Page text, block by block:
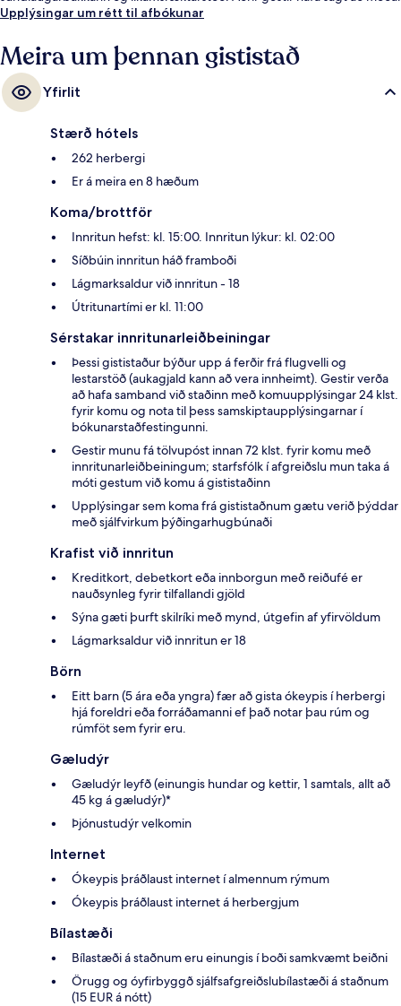
helstu kosta gististaðarins sé hjálpsamt starfsfólk. Það er ekki langt að
lestarstöðin er í 9 mínútna göngufjarlægð.
Upplýsingar um rétt til afbókunar
Meira um þennan gististað
Yfirlit
Stærð hótels
262 herbergi
Er á meira en 8 hæðum
Koma/brottför
Innritun hefst: kl. 15:00. Innritun lýkur: kl. 02:00
Síðbúin innritun háð framboði
Lágmarksaldur við innritun - 18
Útritunartími er kl. 11:00
Sérstakar innritunarleiðbeiningar
Þessi gististaður býður upp á ferðir frá flugvelli og
lestarstöð (aukagjald kann að vera innheimt). Gestir verða
að hafa samband við staðinn með komuupplýsingar 24 klst.
fyrir komu og nota til þess samskiptaupplýsingarnar í
bókunarstaðfestingunni.
Gestir munu fá tölvupóst innan 72 klst. fyrir komu með
innritunarleiðbeiningum; starfsfólk í afgreiðslu mun taka á
móti gestum við komu á gististaðinn
Upplýsingar sem koma frá gististaðnum gætu verið þýddar
með sjálfvirkum þýðingarhugbúnaði
Krafist við innritun
Kreditkort, debetkort eða innborgun með reiðufé er
nauðsynleg fyrir tilfallandi gjöld
Sýna gæti þurft skilríki með mynd, útgefin af yfirvöldum
Lágmarksaldur við innritun er 18
Börn
Eitt barn (5 ára eða yngra) fær að gista ókeypis í herbergi
hjá foreldri eða forráðamanni ef það notar þau rúm og
rúmföt sem fyrir eru.
Gæludýr
Gæludýr leyfð (einungis hundar og kettir, 1 samtals, allt að
45 kg á gæludýr)*
Þjónustudýr velkomin
Internet
Ókeypis þráðlaust internet í almennum rýmum
Ókeypis þráðlaust internet á herbergjum
Bílastæði
Bílastæði á staðnum eru einungis í boði samkvæmt beiðni
Örugg og óyfirbyggð sjálfsafgreiðslubílastæði á staðnum
(15 EUR á nótt)